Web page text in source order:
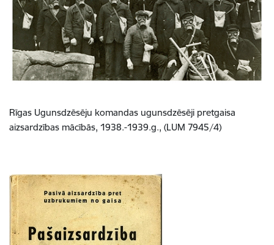
Rīgas Ugunsdzēsēju komandas ugunsdzēsēji pretgaisa
aizsardzības mācībās, 1938.-1939.g., (LUM 7945/4)